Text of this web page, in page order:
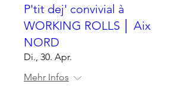
P'tit dej' convivial à
WORKING ROLLS │ Aix
NORD
Di., 30. Apr.
Mehr Infos